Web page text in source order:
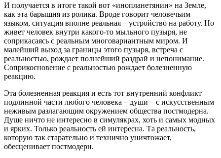
И получается в итоге такой вот «инопланетянин» на Земле,
как эта барышня из ролика. Вроде говорит человечьим
языком, ситуация вполне реальная – устройство на работу. Но
живет человек внутри какого-то мыльного пузыря, не
соприкасаясь с реальным многовариантным миром. И
малейший выход за границы этого пузыря, встреча с
реальностью, рождает полнейший раздрай и непонимание.
Соприкосновение с реальностью рождает болезненную
реакцию.
Эта болезненная реакция и есть тот внутренний конфликт
подлинной части любого человека – души – с искусственным
неживым разлагающим окружением общества постмодерна.
Душе ничто не интересно в симулякрах, хоть и самых модных
и ярких. Только реальность ей интересна. Та реальность,
которую так старательно и технично уничтожает,
обесценивает постмодерн.